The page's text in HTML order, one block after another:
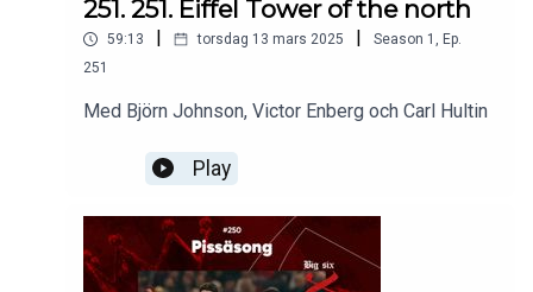
251. 251. Eiffel Tower of the north
59:13 | torsdag 13 mars 2025 | Season 1 , Ep.
251
Med Björn Johnson, Victor Enberg och Carl Hultin
Play